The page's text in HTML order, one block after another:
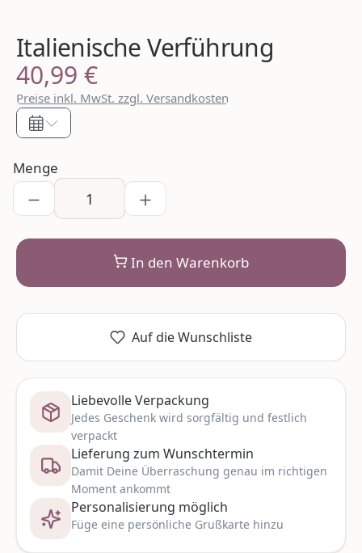
Italienische Verführung
Regulärer Preis:
40,99 €
Preise inkl. MwSt. zzgl. Versandkosten
Menge
In den Warenkorb
Auf die Wunschliste
Liebevolle Verpackung
Jedes Geschenk wird sorgfältig und festlich
verpackt
Lieferung zum Wunschtermin
Damit Deine Überraschung genau im richtigen
Moment ankommt
Personalisierung möglich
Füge eine persönliche Grußkarte hinzu